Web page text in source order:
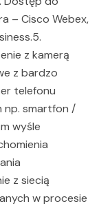
– Cisco Webex,
z kamerą
z bardzo
telefonu
np. smartfon /
wyśle
z siecią
w procesie